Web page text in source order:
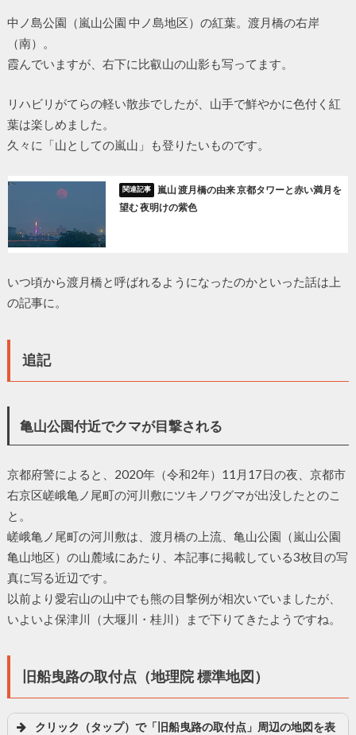
中ノ島公園（嵐山公園 中ノ島地区）の紅葉。渡月橋の右岸
（南）。
霞んでいますが、右下に比叡山の山影も写ってます。
リハビリがてらの軽い散歩でしたが、山手で鮮やかに色付く紅
葉は楽しめました。
久々に「山としての嵐山」も登りたいものです。
嵐山 渡月橋の由来 京都タワーと赤い満月を
望む 夜明けの紫色
いつ頃から渡月橋と呼ばれるようになったのかといった話は上
の記事に。
追記
亀山公園付近でクマが目撃される
京都府警によると、2020年（令和2年）11月17日の夜、京都市
右京区嵯峨亀ノ尾町の河川敷にツキノワグマが出没したとのこ
と。
嵯峨亀ノ尾町の河川敷は、渡月橋の上流、亀山公園（嵐山公園
亀山地区）の山麓域にあたり、本記事に掲載している3枚目の写
真に写る近辺です。
以前より愛宕山の山中でも熊の目撃例が相次いでいましたが、
いよいよ保津川（大堰川・桂川）まで下りてきたようですね。
旧船曳路の取付点（地理院 標準地図）
クリック（タップ）で「旧船曳路の取付点」周辺の地図を表